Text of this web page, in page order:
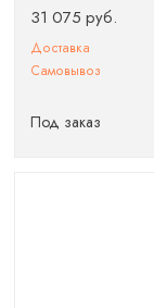
31 075 руб.
Доставка
Самовывоз
Под заказ